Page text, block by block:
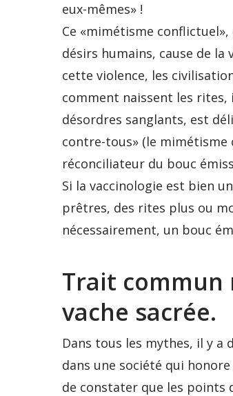
eux-mêmes» !
Ce «mimétisme
désirs humains, cause de la
cette violence, les
comment naissent les rites,
désordres sanglants, est
contre-tous» (le mimétisme
réconciliateur du bouc
Si la vaccinologie est bien
prêtres, des rites plus ou
nécessairement, un bouc
Trait commun
vache sacrée.
Dans tous les mythes, il y a
dans une société qui
de constater que les points